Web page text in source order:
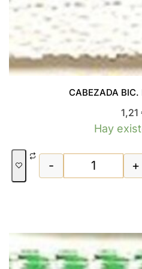
CABEZADA BIC.
1,21
Hay
- +